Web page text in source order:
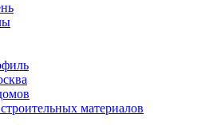
материалов